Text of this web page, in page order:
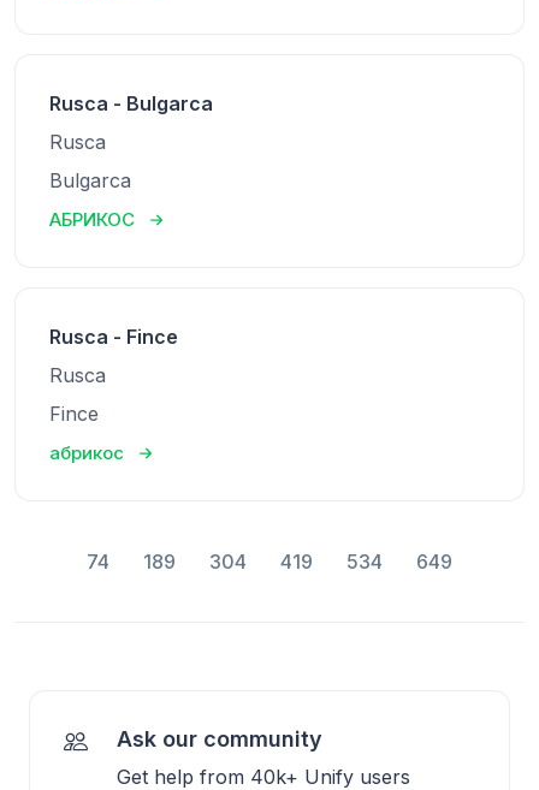
Rusca - Bulgarca
Rusca
Bulgarca
АБРИКОС
Rusca - Fince
Rusca
Fince
абрикос
74 189 304 419 534 649
Ask our community
Get help from 40k+ Unify users